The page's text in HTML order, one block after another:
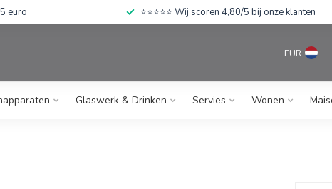
euro ⭐⭐⭐⭐⭐ Wij scoren 4,80/5 bij onze klanten
EUR
Glaswerk & Drinken Servies Wonen